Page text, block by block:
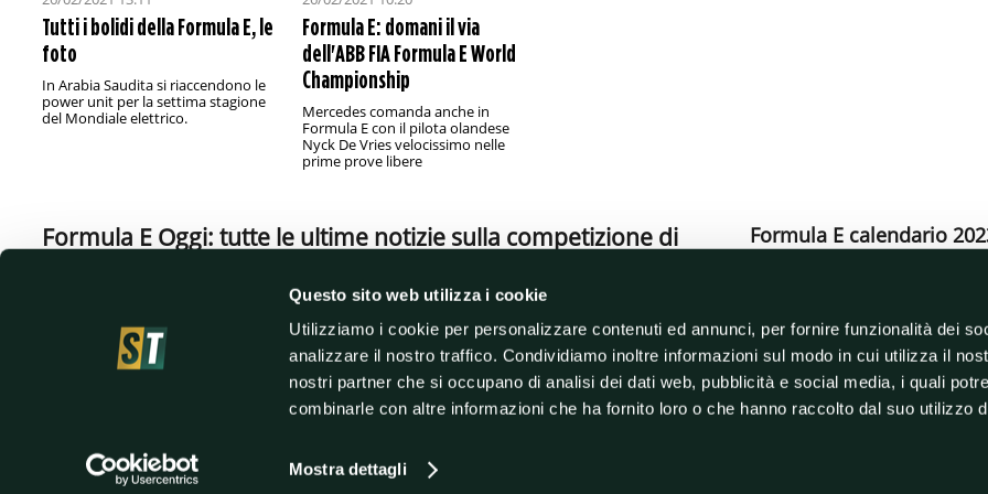
Questo sito web utilizza i cookie
Utilizziamo i cookie per personalizzare contenuti ed annunci, per fornire funzionalità dei
analizzare il nostro traffico. Condividiamo inoltre informazioni sul modo in cui utilizza il
nostri partner che si occupano di analisi dei dati web, pubblicità e social media, i quali
combinarle con altre informazioni che ha fornito loro o che hanno raccolto dal suo utilizzo
Mostra dettagli
Tutti i bolidi della Formula E, le
foto
In Arabia Saudita si riaccendono le
power unit per la settima stagione
del Mondiale elettrico.
Formula E: domani il via
dell'ABB FIA Formula E World
Championship
Mercedes comanda anche in
Formula E con il pilota olandese
Nyck De Vries velocissimo nelle
prime prove libere
Formula E Oggi: tutte le ultime notizie sulla competizione di
La Formula E è una competizione automobilistica che vede sfidarsi monoposto a propulsione elettrica in circuiti
news di questa emozionante competizione.
Formula E classifica 2023: la classifica aggiornata con i risultati dei piloti
Scopri su Sport Today la classifica aggiornata del campionato di Formula E. Attualmente ai primi posti della
classifica figurano Pascal Wehrlein, Jake Dennis e Eric Vergne. La classifica è molto equilibrata ma ogni gara può
Formula E calendario
partito il 14 Gennaio con la gara
Formula E Orari: gli
monoposto elettriche
Scopri le ultime news sugli orari di
generalmente il sabato, con le
tappa e dalla zona oraria, ma